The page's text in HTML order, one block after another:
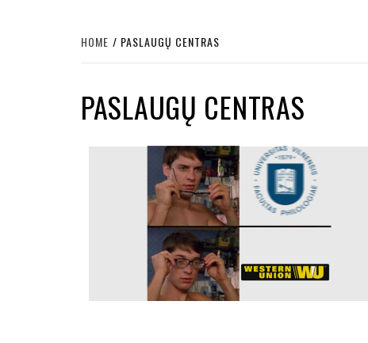
HOME PASLAUGŲ CENTRAS
PASLAUGŲ CENTRAS